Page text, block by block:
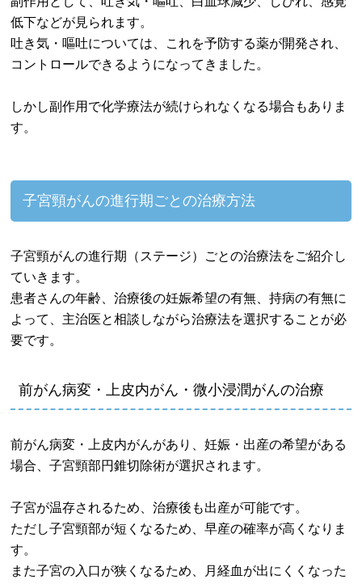
低下などが見られます。
吐き気・嘔吐については、これを予防する薬が開発され、
コントロールできるようになってきました。
しかし副作用で化学療法が続けられなくなる場合もありま
す。
子宮頸がんの進行期ごとの治療方法
子宮頸がんの進行期（ステージ）ごとの治療法をご紹介し
ていきます。
患者さんの年齢、治療後の妊娠希望の有無、持病の有無に
よって、主治医と相談しながら治療法を選択することが必
要です。
前がん病変・上皮内がん・微小浸潤がんの治療
前がん病変・上皮内がんがあり、妊娠・出産の希望がある
場合、子宮頸部円錐切除術が選択されます。
子宮が温存されるため、治療後も出産が可能です。
ただし子宮頸部が短くなるため、早産の確率が高くなりま
す。
また子宮の入口が狭くなるため、月経血が出にくくなった